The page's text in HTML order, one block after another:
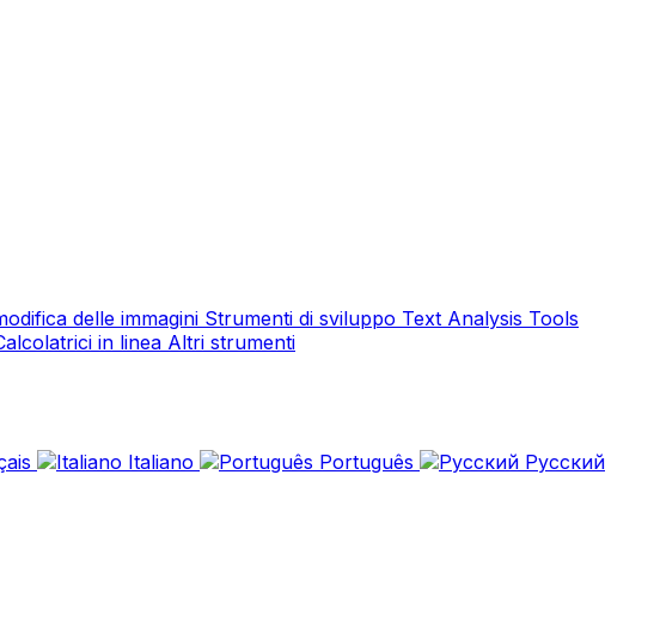
delle immagini Strumenti di sviluppo Text Analysis Tools
in linea Altri strumenti
Italiano Português
Русский